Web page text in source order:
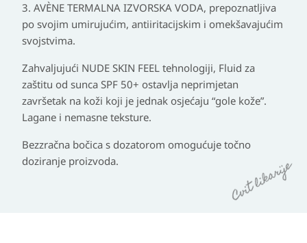
3. AVÈNE TERMALNA IZVORSKA VODA, prepoznatljiva
po svojim umirujućim, antiiritacijskim i omekšavajućim
svojstvima.
Zahvaljujući NUDE SKIN FEEL tehnologiji, Fluid za
zaštitu od sunca SPF 50+ ostavlja neprimjetan
završetak na koži koji je jednak osjećaju “gole kože”.
Lagane i nemasne teksture.
Bezzračna bočica s dozatorom omogućuje točno
doziranje proizvoda.